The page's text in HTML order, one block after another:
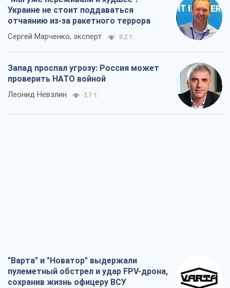
Украине не стоит поддаваться
отчаянию из-за ракетного террора
Сергей Марченко, эксперт 8,2 т.
Запад проспал угрозу: Россия может
проверить НАТО войной
Леонид Невзлин 3,1 т.
"Варта" и "Новатор" выдержали
пулеметный обстрел и удар FPV-дрона,
сохранив жизнь офицеру ВСУ